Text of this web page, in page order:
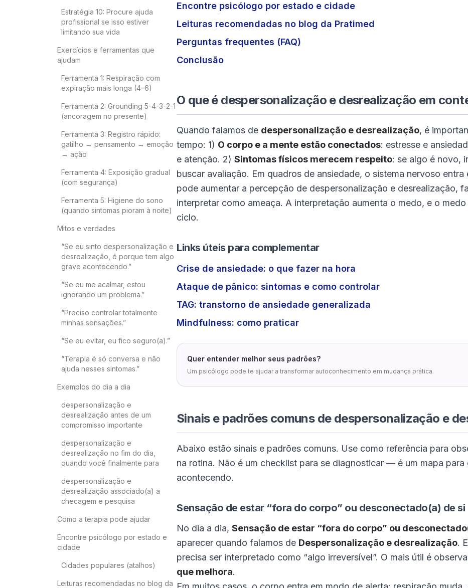
Estratégia 10: Procure ajuda
profissional se isso estiver
limitando sua vida
Exercícios e ferramentas que
ajudam
Ferramenta 1: Respiração com
expiração mais longa (4–6)
Ferramenta 2: Grounding 5-4-3-2-1
(ancoragem no presente)
Ferramenta 3: Registro rápido:
gatilho → pensamento → emoção
→ ação
Ferramenta 4: Exposição gradual
(com segurança)
Ferramenta 5: Higiene do sono
(quando sintomas pioram à noite)
Mitos e verdades
“Se eu sinto despersonalização e
desrealização, é porque tem algo
grave acontecendo.”
“Se eu me acalmar, estou
ignorando um problema.”
“Preciso controlar totalmente
minhas sensações.”
“Se eu evitar, eu fico seguro(a).”
“Terapia é só conversa e não
ajuda nesses sintomas.”
Exemplos do dia a dia
despersonalização e
desrealização antes de um
compromisso importante
despersonalização e
desrealização no fim do dia,
quando você finalmente para
despersonalização e
desrealização associado(a) a
checagem e pesquisa
Como a terapia pode ajudar
Encontre psicólogo por estado e
cidade
Cidades populares (atalhos)
Leituras recomendadas no blog da
Encontre psicólogo por estado e cidade
Leituras recomendadas no blog da Pratimed
Perguntas frequentes (FAQ)
Conclusão
O que é despersonalização e desrealização em
Quando falamos de despersonalização e desrealização, é
tempo: 1) O corpo e a mente estão conectados: estresse e
e atenção. 2) Sintomas físicos merecem respeito: se algo é novo,
buscar avaliação. Em quadros de ansiedade, o sistema nervoso
pode aumentar a percepção de despersonalização e desrealização,
interpretar como ameaça. A interpretação aumenta o medo, e o
ciclo.
Links úteis para complementar
Crise de ansiedade: o que fazer na hora
Ataque de pânico: sintomas e como controlar
TAG: transtorno de ansiedade generalizada
Mindfulness: como praticar
Quer entender melhor seus padrões?
Um psicólogo pode te ajudar a transformar autoconhecimento em mudança prática.
Sinais e padrões comuns de despersonalização e
Abaixo estão sinais e padrões comuns. Use como referência para
na rotina. Não é um checklist para se diagnosticar — é um mapa
acontecendo.
Sensação de estar “fora do corpo” ou desconectado(a) de si
No dia a dia, Sensação de estar “fora do corpo” ou
aparecer quando falamos de Despersonalização e desrealização.
precisa ser interpretado como “algo irreversível”. O mais útil é
que melhora.